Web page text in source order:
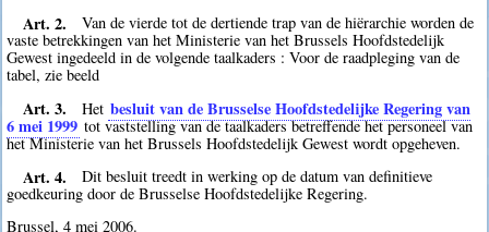
Art. 2.
Van de vierde tot de dertiende trap van de hiërarchie worden de
vaste betrekkingen van het Ministerie van het Brussels Hoofdstedelijk
Gewest ingedeeld in de volgende taalkaders : Voor de raadpleging van de
tabel, zie beeld
Art. 3. Het besluit van de Brusselse Hoofdstedelijke Regering van
6 mei 1999 tot vaststelling van de taalkaders betreffende het personeel van
het Ministerie van het Brussels Hoofdstedelijk Gewest wordt opgeheven.
Art. 4.
Dit besluit treedt in werking op de datum van definitieve
goedkeuring door de Brusselse Hoofdstedelijke Regering.
Brussel, 4 mei 2006.